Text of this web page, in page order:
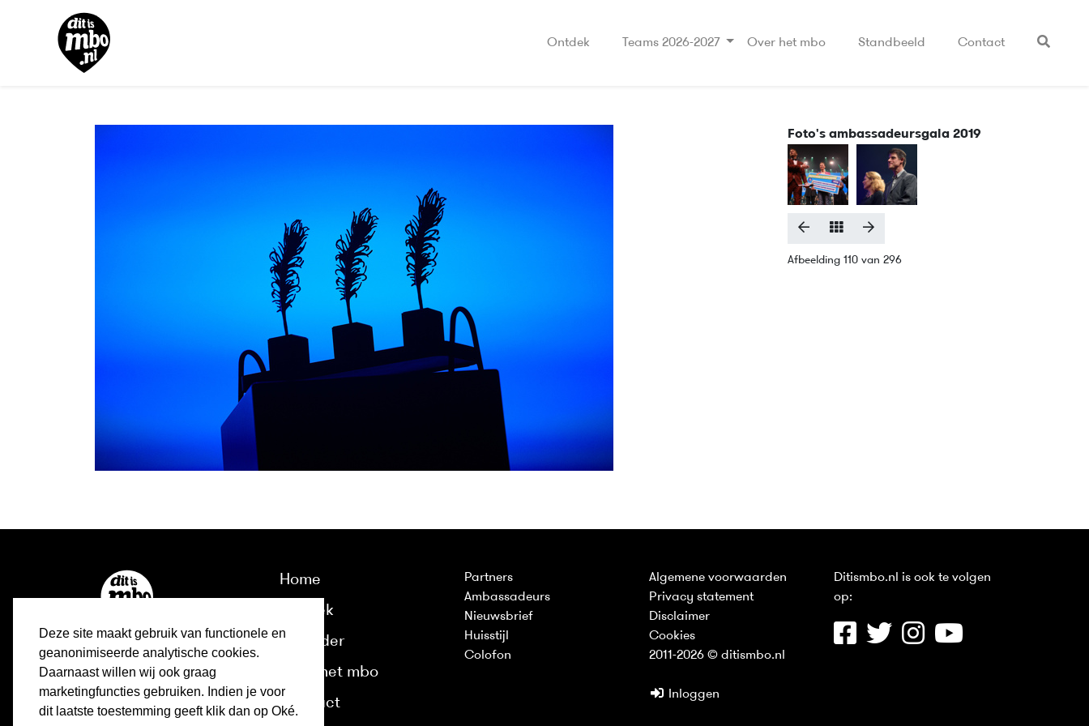
Deze site maakt gebruik van functionele en
geanonimiseerde analytische cookies.
Daarnaast willen wij ook graag
marketingfuncties gebruiken. Indien je voor
dit laatste toestemming geeft klik dan op Oké.
Ontdek Teams 2026-2027 Over het mbo Standbeeld Contact
Foto's ambassadeursgala 2019
Afbeelding 110 van 296
Home
Ontdek
Kalender
Over het mbo
Contact
Partners
Ambassadeurs
Nieuwsbrief
Huisstijl
Colofon
Algemene voorwaarden
Privacy statement
Disclaimer
Cookies
2011-2026 © ditismbo.nl
Inloggen
Ditismbo.nl is ook te volgen
op: